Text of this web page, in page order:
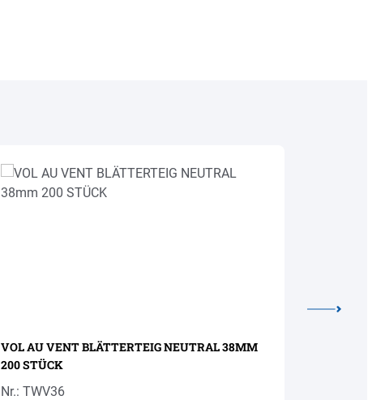
VOL AU VENT BLÄTTERTEIG NEUTRAL 38MM
200 STÜCK
Nr.: TWV36